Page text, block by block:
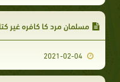
مسلمان مرد کا کافرہ غیر